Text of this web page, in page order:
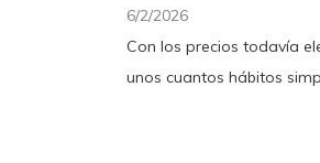
6/2/2026
Con los precios todavía
unos cuantos hábitos